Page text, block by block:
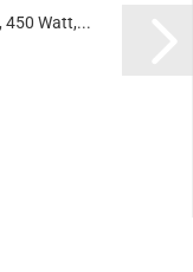
450 Watt,...